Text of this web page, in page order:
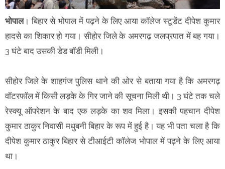
भोपाल। बिहार से भोपाल में पढ़ने के लिए आया कॉलेज स्टूडेंट दीपेश कुमार
हादसे का शिकार हो गया। सीहोर जिले के अमरगढ़ जलप्रपात में बह गया।
3 घंटे बाद उसकी डेड बॉडी मिली।
सीहोर जिले के शाहगंज पुलिस थाने की ओर से बताया गया है कि अमरगढ़
वॉटरफॉल में किसी लड़के के गिर जाने की सूचना मिली थी। 3 घंटे तक चले
रेस्क्यू ऑपरेशन के बाद एक लड़के का शव मिला। इसकी पहचान दीपेश
कुमार ठाकुर निवासी मधुबनी बिहार के रूप में हुई है। यह भी पता चला है कि
दीपेश कुमार ठाकुर बिहार से टीआईटी कॉलेज भोपाल में पढ़ने के लिए आया
था।